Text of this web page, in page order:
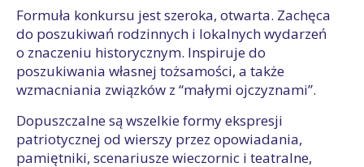
Formuła konkursu jest szeroka, otwarta. Zachęca
do poszukiwań rodzinnych i lokalnych wydarzeń
o znaczeniu historycznym. Inspiruje do
poszukiwania własnej tożsamości, a także
wzmacniania związków z “małymi ojczyznami”.
Dopuszczalne są wszelkie formy ekspresji
patriotycznej od wierszy przez opowiadania,
pamiętniki, scenariusze wieczornic i teatralne,